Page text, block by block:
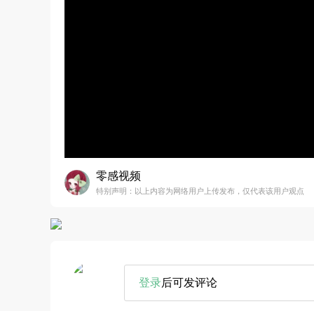
零感视频
特别声明：以上内容为网络用户上传发布，仅代表该用户观点
登录后可发评论